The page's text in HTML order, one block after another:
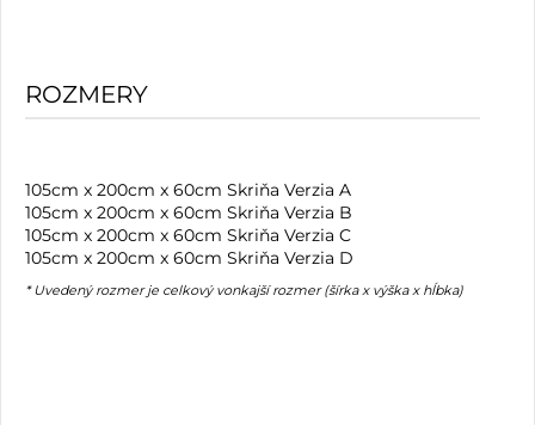
ROZMERY
105cm x 200cm x 60cm Skriňa Verzia A
105cm x 200cm x 60cm Skriňa Verzia B
105cm x 200cm x 60cm Skriňa Verzia C
105cm x 200cm x 60cm Skriňa Verzia D
* Uvedený rozmer je celkový vonkajší rozmer (šírka x výška x hĺbka)